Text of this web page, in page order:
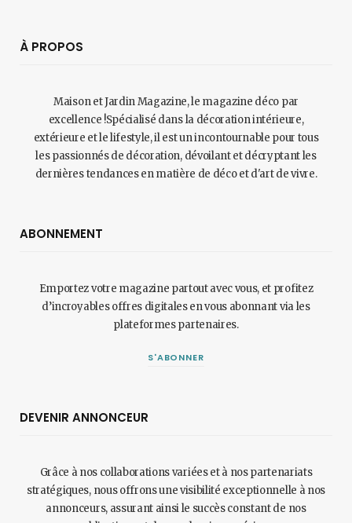
À PROPOS
Maison et Jardin Magazine, le magazine déco par
excellence !Spécialisé dans la décoration intérieure,
extérieure et le lifestyle, il est un incontournable pour tous
les passionnés de décoration, dévoilant et décryptant les
dernières tendances en matière de déco et d'art de vivre.
ABONNEMENT
Emportez votre magazine partout avec vous, et profitez
d’incroyables offres digitales en vous abonnant via les
plateformes partenaires.
S'ABONNER
DEVENIR ANNONCEUR
Grâce à nos collaborations variées et à nos partenariats
stratégiques, nous offrons une visibilité exceptionnelle à nos
annonceurs, assurant ainsi le succès constant de nos